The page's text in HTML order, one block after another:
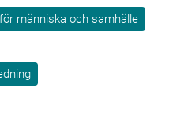
människa och samhälle